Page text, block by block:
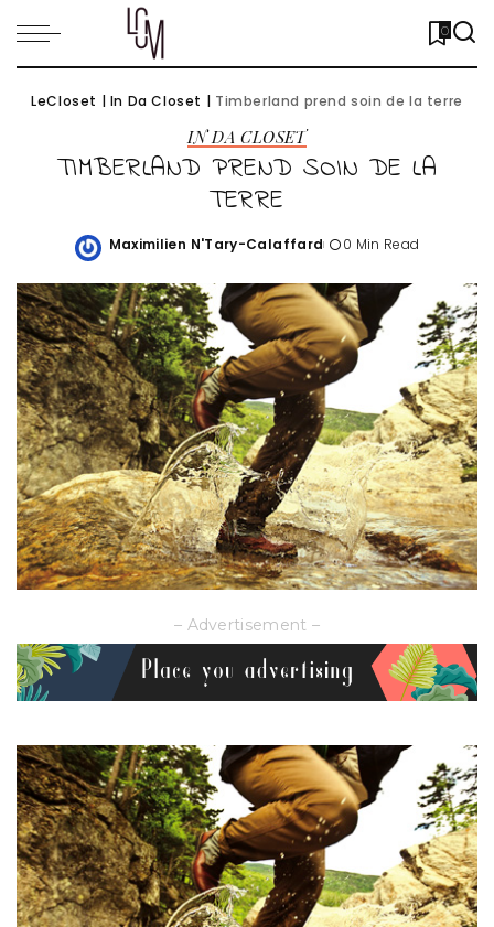
0
LeCloset | In Da Closet | Timberland prend soin de la terre
IN DA CLOSET
TIMBERLAND PREND SOIN DE LA
TERRE
Posted
Maximilien N'Tary-Calaffard 0 Min Read
– Advertisement –